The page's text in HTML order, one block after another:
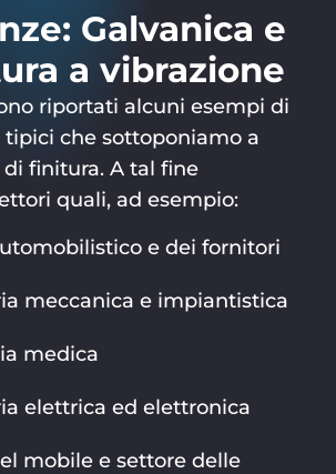
Galvanica e
a vibrazione
riportati alcuni esempi di
che sottoponiamo a
finitura. A tal fine
quali, ad esempio:
e dei fornitori
meccanica e impiantistica
medica
elettrica ed elettronica
mobile e settore delle